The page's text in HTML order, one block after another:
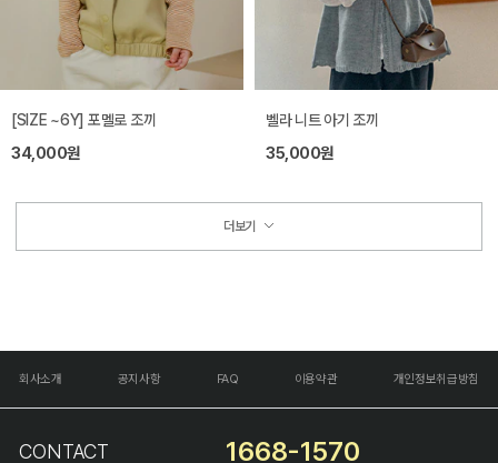
[SIZE ~6Y] 포멜로 조끼
34,000원
벨라 니트 아기 조끼
35,000원
더보기
회사소개 공지사항 FAQ 이용약관 개인정보취급방침
CONTACT 1668-1570